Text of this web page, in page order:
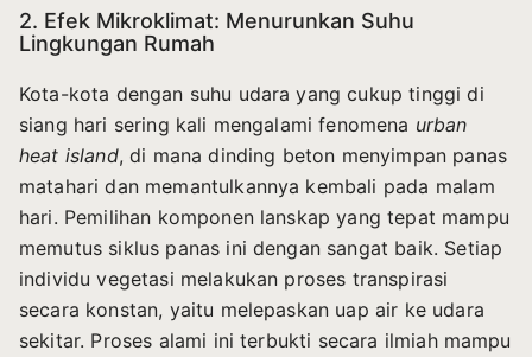
2. Efek Mikroklimat: Menurunkan Suhu
Lingkungan Rumah
Kota-kota dengan suhu udara yang cukup tinggi di
siang hari sering kali mengalami fenomena urban
heat island, di mana dinding beton menyimpan panas
matahari dan memantulkannya kembali pada malam
hari. Pemilihan komponen lanskap yang tepat mampu
memutus siklus panas ini dengan sangat baik. Setiap
individu vegetasi melakukan proses transpirasi
secara konstan, yaitu melepaskan uap air ke udara
sekitar. Proses alami ini terbukti secara ilmiah mampu